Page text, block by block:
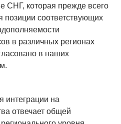
СНГ, которая прежде всего
позиции соответствующих
в различных регионах
в наших
интеграции на
отвечает общей